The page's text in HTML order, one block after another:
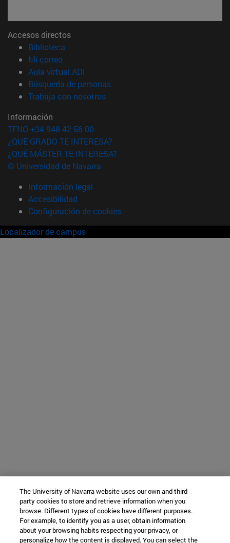
Accesos directos
Biblioteca
Mi correo(abre en nueva ventana)
Aula virtual ADI
Búsqueda de personas(abre en nueva ventana)
Trabaja con nosotros(abre en nueva ventana)
Información
TFNO +34 948 42 56 00
¿QUÉ GRADO TE INTERESA?
¿QUÉ MÁSTER TE INTERESA?
© Universidad de Navarra
Información legal
Accesibilidad
Configuración de cookies
Localizador de campus
The University of Navarra website uses our own and third-
party cookies to store and retrieve information when you
browse. Different types of cookies have different purposes.
For example, to identify you as a user, obtain information
about your browsing habits respecting your privacy, or
personalize how the content is displayed. You can select the